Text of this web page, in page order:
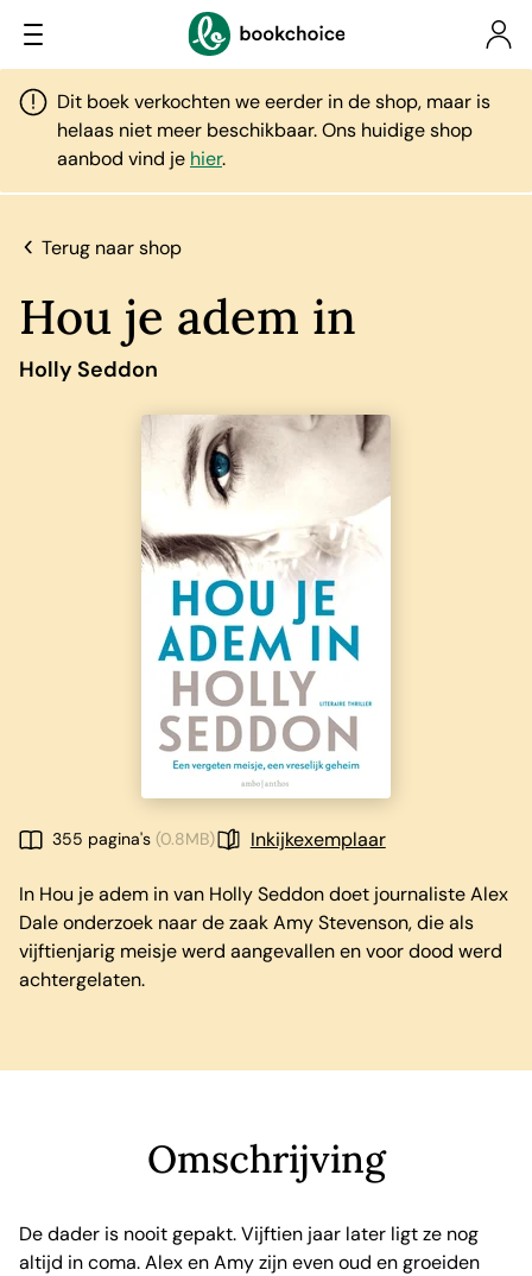
Dit boek verkochten we eerder in de shop, maar is
helaas niet meer beschikbaar. Ons huidige shop
aanbod vind je hier.
Terug naar shop
Hou je adem in
Holly Seddon
355 pagina's (0.8MB) Inkijkexemplaar
In Hou je adem in van Holly Seddon doet journaliste Alex
Dale onderzoek naar de zaak Amy Stevenson, die als
vijftienjarig meisje werd aangevallen en voor dood werd
achtergelaten.
Omschrijving
De dader is nooit gepakt. Vijftien jaar later ligt ze nog
altijd in coma. Alex en Amy zijn even oud en groeiden